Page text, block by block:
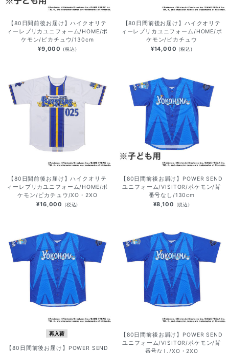
【80日間前後お届け】ハイクオリテ
ィーレプリカユニフォーム/HOME/ポ
ケモン/ピカチュウ/130cm
¥9,000 (税込)
【80日間前後お届け】ハイクオリテ
ィーレプリカユニフォーム/HOME/ポ
ケモン/ピカチュウ
¥14,000 (税込)
【80日間前後お届け】ハイクオリテ
ィーレプリカユニフォーム/HOME/ポ
ケモン/ピカチュウ/XO・2XO
¥16,000 (税込)
【80日間前後お届け】POWER SEND
ユニフォーム/VISITOR/ポケモン/背
番号なし/130cm
¥8,100 (税込)
再入荷
【80日間前後お届け】POWER SEND
【80日間前後お届け】POWER SEND
ユニフォーム/VISITOR/ポケモン/背
番号なし/XO・2XO